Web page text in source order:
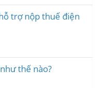
trợ nộp thuế điện
thế nào?